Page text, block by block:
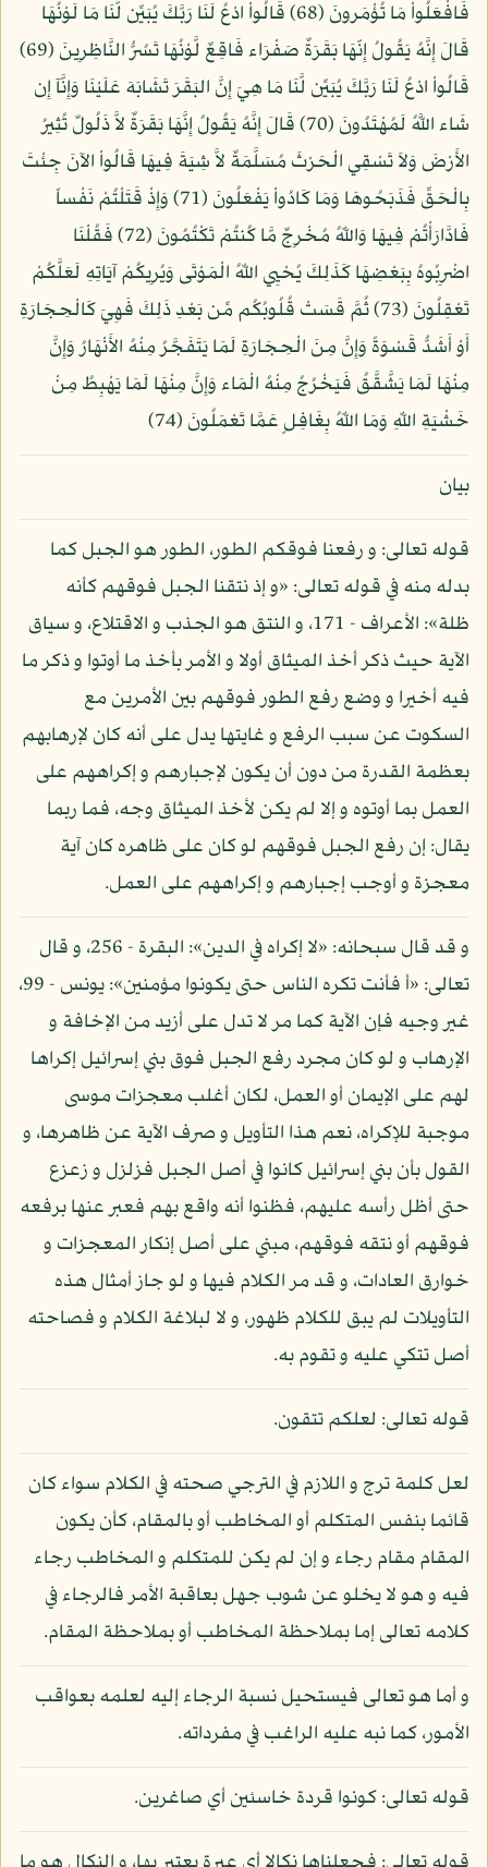
فَافْعَلُواْ مَا تُؤْمَرونَ (68) قَالُواْ ادْعُ لَنَا رَبَّكَ يُبَيِّن لَّنَا مَا لَوْنُهَا
قَالَ إِنَّهُ يَقُولُ إِنّهَا بَقَرَةٌ صَفْرَاء فَاقِعٌ لَّوْنُهَا تَسُرُّ النَّاظِرِينَ (69)
قَالُواْ ادْعُ لَنَا رَبَّكَ يُبَيِّن لَّنَا مَا هِيَ إِنَّ البَقَرَ تَشَابَهَ عَلَيْنَا وَإِنَّآ إِن
شَاء اللَّهُ لَمُهْتَدُونَ (70) قَالَ إِنَّهُ يَقُولُ إِنَّهَا بَقَرَةٌ لاَّ ذَلُولٌ تُثِيرُ
الأَرْضَ وَلاَ تَسْقِي الْحَرْثَ مُسَلَّمَةٌ لاَّ شِيَةَ فِيهَا قَالُواْ الآنَ جِئْتَ
بِالْحَقِّ فَذَبَحُوهَا وَمَا كَادُواْ يَفْعَلُونَ (71) وَإِذْ قَتَلْتُمْ نَفْساً
فَادَّارَأْتُمْ فِيهَا وَاللّهُ مُخْرِجٌ مَّا كُنتُمْ تَكْتُمُونَ (72) فَقُلْنَا
اضْرِبُوهُ بِبَعْضِهَا كَذَلِكَ يُحْيِي اللّهُ الْمَوْتَى وَيُرِيكُمْ آيَاتِهِ لَعَلَّكُمْ
تَعْقِلُونَ (73) ثُمَّ قَسَتْ قُلُوبُكُم مِّن بَعْدِ ذَلِكَ فَهِيَ كَالْحِجَارَةِ
أَوْ أَشَدُّ قَسْوَةً وَإِنَّ مِنَ الْحِجَارَةِ لَمَا يَتَفَجَّرُ مِنْهُ الأَنْهَارُ وَإِنَّ
مِنْهَا لَمَا يَشَّقَّقُ فَيَخْرُجُ مِنْهُ الْمَاء وَإِنَّ مِنْهَا لَمَا يَهْبِطُ مِنْ
خَشْيَةِ اللّهِ وَمَا اللّهُ بِغَافِلٍ عَمَّا تَعْمَلُونَ (74)
بيان
قوله تعالى: و رفعنا فوقكم الطور، الطور هو الجبل كما
بدله منه في قوله تعالى: «و إذ نتقنا الجبل فوقهم كأنه
ظلة»: الأعراف - 171، و النتق هو الجذب و الاقتلاع، و سياق
الآية حيث ذكر أخذ الميثاق أولا و الأمر بأخذ ما أوتوا و ذكر ما
فيه أخيرا و وضع رفع الطور فوقهم بين الأمرين مع
السكوت عن سبب الرفع و غايتها يدل على أنه كان لإرهابهم
بعظمة القدرة من دون أن يكون لإجبارهم و إكراههم على
العمل بما أوتوه و إلا لم يكن لأخذ الميثاق وجه، فما ربما
يقال: إن رفع الجبل فوقهم لو كان على ظاهره كان آية
معجزة و أوجب إجبارهم و إكراههم على العمل.
و قد قال سبحانه: «لا إكراه في الدين»: البقرة - 256، و قال
تعالى: «أ فأنت تكره الناس حتى يكونوا مؤمنين»: يونس - 99،
غير وجيه فإن الآية كما مر لا تدل على أزيد من الإخافة و
الإرهاب و لو كان مجرد رفع الجبل فوق بني إسرائيل إكراها
لهم على الإيمان أو العمل، لكان أغلب معجزات موسى
موجبة للإكراه، نعم هذا التأويل و صرف الآية عن ظاهرها، و
القول بأن بني إسرائيل كانوا في أصل الجبل فزلزل و زعزع
حتى أظل رأسه عليهم، فظنوا أنه واقع بهم فعبر عنها برفعه
فوقهم أو نتقه فوقهم، مبني على أصل إنكار المعجزات و
خوارق العادات، و قد مر الكلام فيها و لو جاز أمثال هذه
التأويلات لم يبق للكلام ظهور، و لا لبلاغة الكلام و فصاحته
أصل تتكي عليه و تقوم به.
قوله تعالى: لعلكم تتقون.
لعل كلمة ترج و اللازم في الترجي صحته في الكلام سواء كان
قائما بنفس المتكلم أو المخاطب أو بالمقام، كأن يكون
المقام مقام رجاء و إن لم يكن للمتكلم و المخاطب رجاء
فيه و هو لا يخلو عن شوب جهل بعاقبة الأمر فالرجاء في
كلامه تعالى إما بملاحظة المخاطب أو بملاحظة المقام.
و أما هو تعالى فيستحيل نسبة الرجاء إليه لعلمه بعواقب
الأمور، كما نبه عليه الراغب في مفرداته.
قوله تعالى: كونوا قردة خاسئين أي صاغرين.